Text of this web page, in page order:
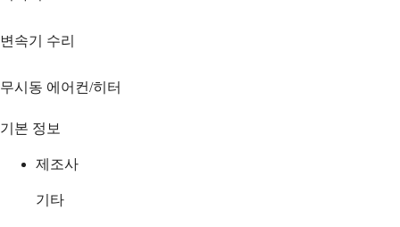
변속기 수리
무시동 에어컨/히터
기본 정보
제조사
기타